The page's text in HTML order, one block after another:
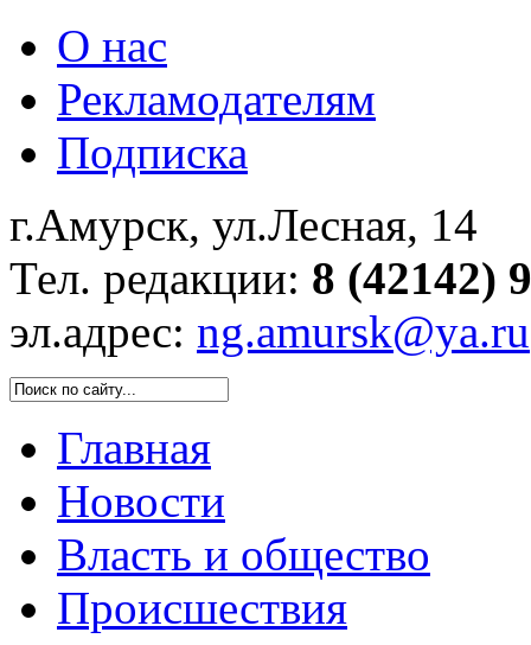
О нас
Рекламодателям
Подписка
г.Амурск, ул.Лесная, 14
Тел. редакции: 8 (42142)
эл.адрес: ng.amursk@ya.ru
Главная
Новости
Власть и общество
Происшествия